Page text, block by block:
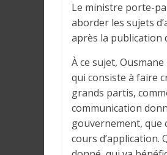
Le ministre porte-
aborder les sujets
après la publication
À ce sujet,
qui consiste à faire
grands partis,
communication
gouvernement, que
cours d’application.